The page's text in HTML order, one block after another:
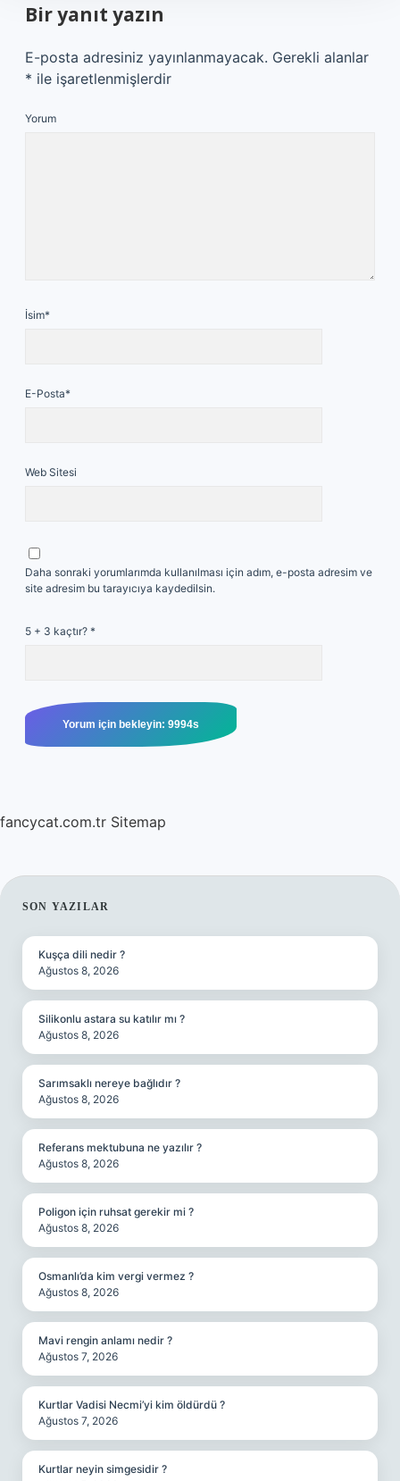
Bir yanıt yazın
E-posta adresiniz yayınlanmayacak. Gerekli alanlar
* ile işaretlenmişlerdir
Yorum
İsim*
E-Posta*
Web Sitesi
Daha sonraki yorumlarımda kullanılması için adım, e-posta adresim ve
site adresim bu tarayıcıya kaydedilsin.
5 + 3 kaçtır? *
fancycat.com.tr Sitemap
SIDEBAR
SON YAZILAR
Kuşça dili nedir ?
Ağustos 8, 2026
Silikonlu astara su katılır mı ?
Ağustos 8, 2026
Sarımsaklı nereye bağlıdır ?
Ağustos 8, 2026
Referans mektubuna ne yazılır ?
Ağustos 8, 2026
Poligon için ruhsat gerekir mi ?
Ağustos 8, 2026
Osmanlı’da kim vergi vermez ?
Ağustos 8, 2026
Mavi rengin anlamı nedir ?
Ağustos 7, 2026
Kurtlar Vadisi Necmi’yi kim öldürdü ?
Ağustos 7, 2026
Kurtlar neyin simgesidir ?